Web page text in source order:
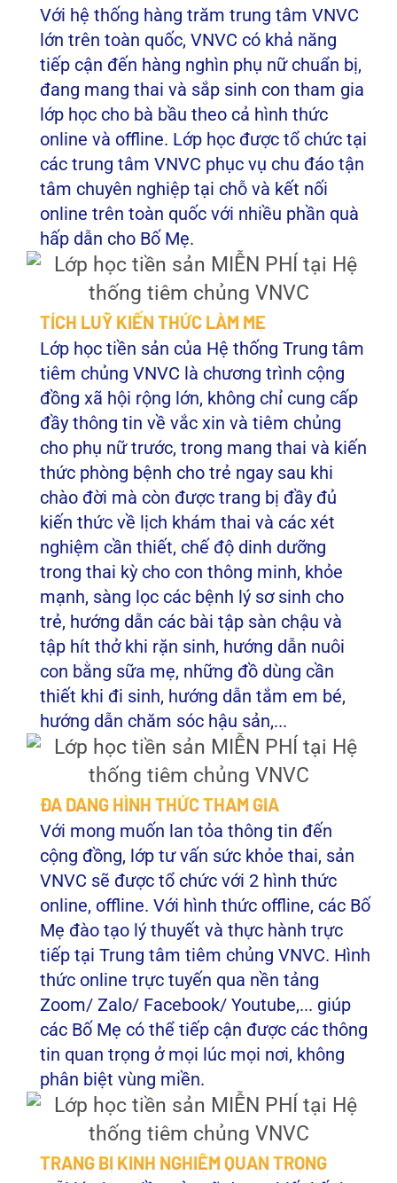
Với hệ thống hàng trăm trung tâm VNVC
lớn trên toàn quốc, VNVC có khả năng
tiếp cận đến hàng nghìn phụ nữ chuẩn bị,
đang mang thai và sắp sinh con tham gia
lớp học cho bà bầu theo cả hình thức
online và offline. Lớp học được tổ chức tại
các trung tâm VNVC phục vụ chu đáo tận
tâm chuyên nghiệp tại chỗ và kết nối
online trên toàn quốc với nhiều phần quà
hấp dẫn cho Bố Mẹ.
TÍCH LUỸ KIẾN THỨC LÀM MẸ
Lớp học tiền sản của Hệ thống Trung tâm
tiêm chủng VNVC là chương trình cộng
đồng xã hội rộng lớn, không chỉ cung cấp
đầy thông tin về vắc xin và tiêm chủng
cho phụ nữ trước, trong mang thai và kiến
thức phòng bệnh cho trẻ ngay sau khi
chào đời mà còn được trang bị đầy đủ
kiến thức về lịch khám thai và các xét
nghiệm cần thiết, chế độ dinh dưỡng
trong thai kỳ cho con thông minh, khỏe
mạnh, sàng lọc các bệnh lý sơ sinh cho
trẻ, hướng dẫn các bài tập sàn chậu và
tập hít thở khi rặn sinh, hướng dẫn nuôi
con bằng sữa mẹ, những đồ dùng cần
thiết khi đi sinh, hướng dẫn tắm em bé,
hướng dẫn chăm sóc hậu sản,...
ĐA DẠNG HÌNH THỨC THAM GIA
Với mong muốn lan tỏa thông tin đến
cộng đồng, lớp tư vấn sức khỏe thai, sản
VNVC sẽ được tổ chức với 2 hình thức
online, offline. Với hình thức offline, các Bố
Mẹ đào tạo lý thuyết và thực hành trực
tiếp tại Trung tâm tiêm chủng VNVC. Hình
thức online trực tuyến qua nền tảng
Zoom/ Zalo/ Facebook/ Youtube,... giúp
các Bố Mẹ có thể tiếp cận được các thông
tin quan trọng ở mọi lúc mọi nơi, không
phân biệt vùng miền.
TRANG BỊ KINH NGHIỆM QUAN TRỌNG